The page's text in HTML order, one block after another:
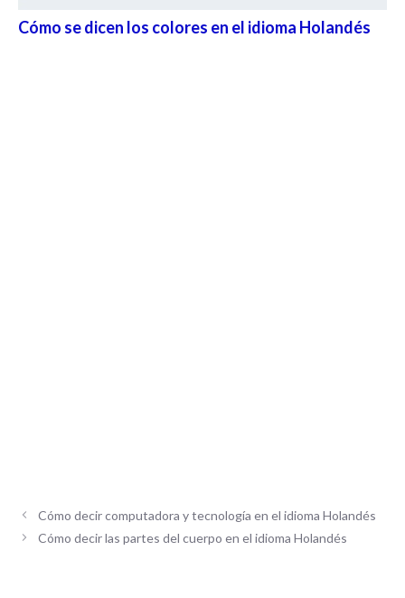
Cómo se dicen los colores en el idioma Holandés
Cómo decir computadora y tecnología en el idioma Holandés
Cómo decir las partes del cuerpo en el idioma Holandés